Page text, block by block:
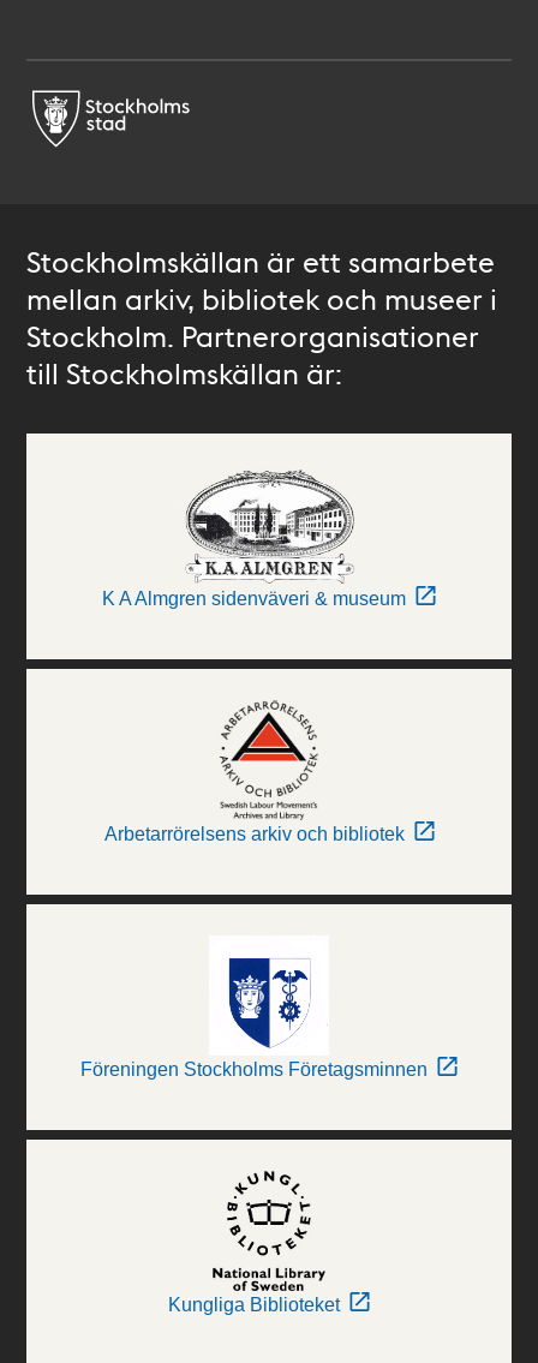
Stockholmskällan är ett samarbete
mellan arkiv, bibliotek och museer i
Stockholm. Partnerorganisationer
till Stockholmskällan är:
K A Almgren sidenväveri & museum
Arbetarrörelsens arkiv och bibliotek
Föreningen Stockholms Företagsminnen
Kungliga Biblioteket